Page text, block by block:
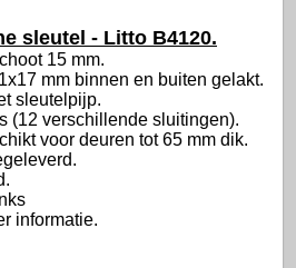
sleutel - Litto B4120.
15 mm.
mm binnen en buiten gelakt.
sleutelpijp.
(12 verschillende sluitingen).
voor deuren tot 65 mm dik.
informatie.